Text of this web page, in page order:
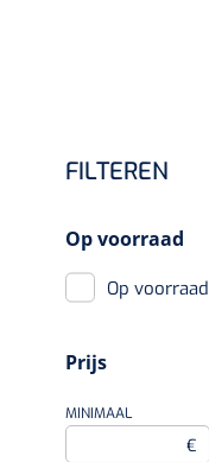
FILTEREN
Op voorraad
Op voorraad
Prijs
MINIMAAL
€